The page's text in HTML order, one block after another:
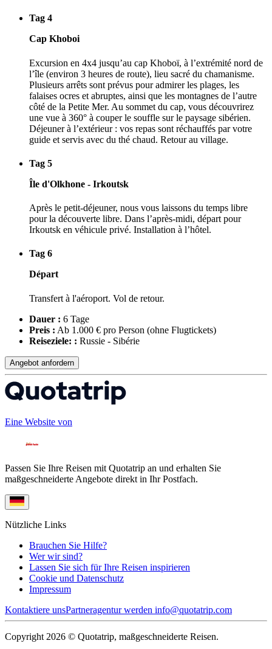
Tag 4
Cap Khoboi
Excursion en 4x4 jusqu’au cap Khoboï, à l’extrémité nord de
l’île (environ 3 heures de route), lieu sacré du chamanisme.
Plusieurs arrêts sont prévus pour admirer les plages, les
falaises ocres et abruptes, ainsi que les montagnes de l’autre
côté de la Petite Mer. Au sommet du cap, vous découvrirez
une vue à 360° à couper le souffle sur le paysage sibérien.
Déjeuner à l’extérieur : vos repas sont réchauffés par votre
guide et servis avec du thé chaud. Retour au village.
Tag 5
Île d'Olkhone - Irkoutsk
Après le petit-déjeuner, nous vous laissons du temps libre
pour la découverte libre. Dans l’après-midi, départ pour
Irkoutsk en véhicule privé. Installation à l’hôtel.
Tag 6
Départ
Transfert à l'aéroport. Vol de retour.
Dauer : 6 Tage
Preis : Ab 1.000 € pro Person (ohne Flugtickets)
Reiseziele: : Russie - Sibérie
Angebot anfordern
Eine Website von
Passen Sie Ihre Reisen mit Quotatrip an und erhalten Sie
maßgeschneiderte Angebote direkt in Ihr Postfach.
Nützliche Links
Brauchen Sie Hilfe?
Wer wir sind?
Lassen Sie sich für Ihre Reisen inspirieren
Cookie und Datenschutz
Impressum
Kontaktiere unsPartneragentur werden info@quotatrip.com
Copyright 2026 © Quotatrip, maßgeschneiderte Reisen.